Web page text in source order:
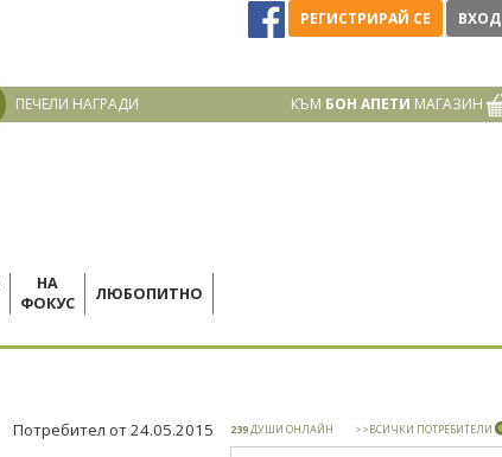
РЕГИСТРИРАЙ СЕ ВХОД
ПЕЧЕЛИ НАГРАДИ КЪМ БОН АПЕТИ МАГАЗИН
НА
ФОКУС
ЛЮБОПИТНО
Потребител от 24.05.2015 239ДУШИ ОНЛАЙН >>ВСИЧКИ ПОТРЕБИТЕЛИ